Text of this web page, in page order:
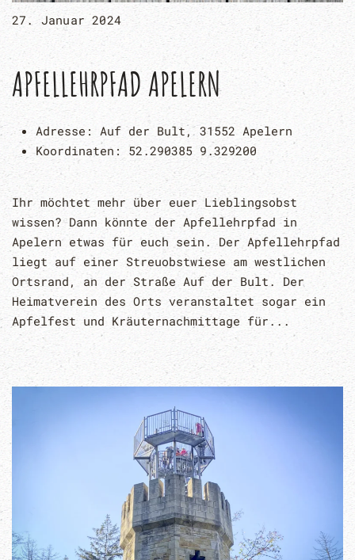
27. Januar 2024
APFELLEHRPFAD APELERN
Adresse: Auf der Bult, 31552 Apelern
Koordinaten: 52.290385 9.329200
Ihr möchtet mehr über euer Lieblingsobst
wissen? Dann könnte der Apfellehrpfad in
Apelern etwas für euch sein. Der Apfellehrpfad
liegt auf einer Streuobstwiese am westlichen
Ortsrand, an der Straße Auf der Bult. Der
Heimatverein des Orts veranstaltet sogar ein
Apfelfest und Kräuternachmittage für...